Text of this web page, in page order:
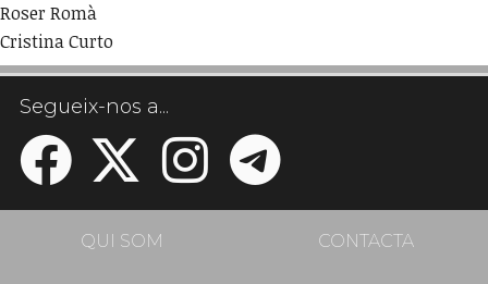
Roser Romà
Cristina Curto
Segueix-nos a...
QUI SOM CONTACTA